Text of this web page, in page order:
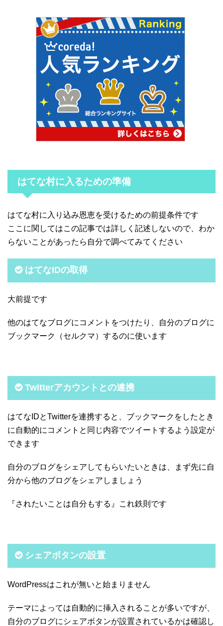
はてな村に入るための準備
はてな村に入り込み恩恵を受けるための前提条件です
ここに関してはこの記事では詳しく記述しないので、わか
らないことがあったら自分で調べてみてください
はてなIDの取得
大前提です
他のはてなブログにコメントをつけたり、自分のブログに
ブックマーク（セルクマ）するのに使います
Twitterアカウントとの連携
はてなIDとTwitterを連携すると、ブックマークをしたとき
に自動的にコメントと同じ内容でツイートするよう設定が
できます
自分のブログをシェアしてもらいたいときは、まず先に自
分から他のブログをシェアしましょう
『されたいことは自分もする』これ鉄則です
シェアボタンの設置
WordPressはこれが無いと始まりません
テーマによっては自動的に挿入されることが多いですが、
自分のブログにシェアボタンが設置されているかは確認し